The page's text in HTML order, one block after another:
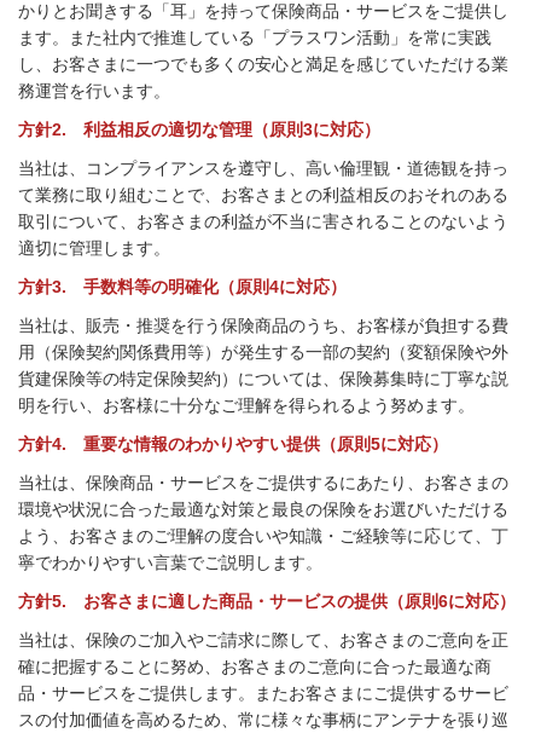
かりとお聞きする「耳」を持って保険商品・サービスをご提供し
ます。また社内で推進している「プラスワン活動」を常に実践
し、お客さまに一つでも多くの安心と満足を感じていただける業
務運営を行います。
方針2. 利益相反の適切な管理（原則3に対応）
当社は、コンプライアンスを遵守し、高い倫理観・道徳観を持っ
て業務に取り組むことで、お客さまとの利益相反のおそれのある
取引について、お客さまの利益が不当に害されることのないよう
適切に管理します。
方針3. 手数料等の明確化（原則4に対応）
当社は、販売・推奨を行う保険商品のうち、 お客様が負担する費
用
（保険契約関係費用等）が発生する一部の契約（変額保険や外
貨建保険等の特定保険契約）については、保険募集時に丁寧な説
明を行い、お客様に十分なご理解を得られるよう努めます。
方針4. 重要な情報のわかりやすい提供（原則5に対応）
当社は、保険商品・サービスをご提供するにあたり、お客さまの
環境や状況に合った最適な対策と最良の保険をお選びいただける
よう、お客さまのご理解の度合いや知識・ご経験等に応じて、丁
寧でわかりやすい言葉でご説明します。
方針5. お客さまに適した商品・サービスの提供（原則6に対応）
当社は、保険のご加入やご請求に際して、お客さまのご意向を正
確に把握することに努め、お客さまのご意向に合った最適な商
品・サービスをご提供します。またお客さまにご提供するサービ
スの付加価値を高めるため、常に様々な事柄にアンテナを張り巡